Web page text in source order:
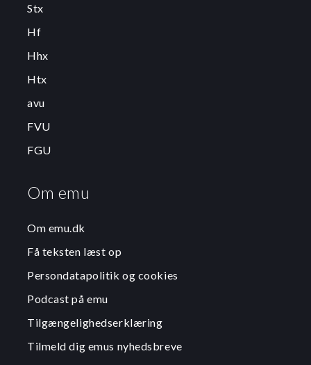
Stx
Hf
Hhx
Htx
avu
FVU
FGU
Om emu
Om emu.dk
Få teksten læst op
Persondatapolitik og cookies
Podcast på emu
Tilgængelighedserklæring
Tilmeld dig emus nyhedsbreve